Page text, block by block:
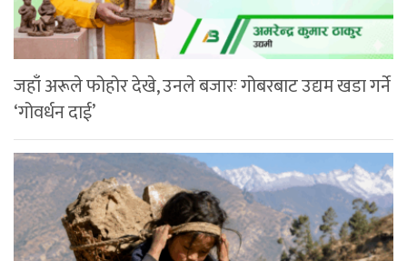
जहाँ अरूले फोहोर देखे, उनले बजारः गोबरबाट उद्यम खडा गर्ने
‘गोवर्धन दाई’